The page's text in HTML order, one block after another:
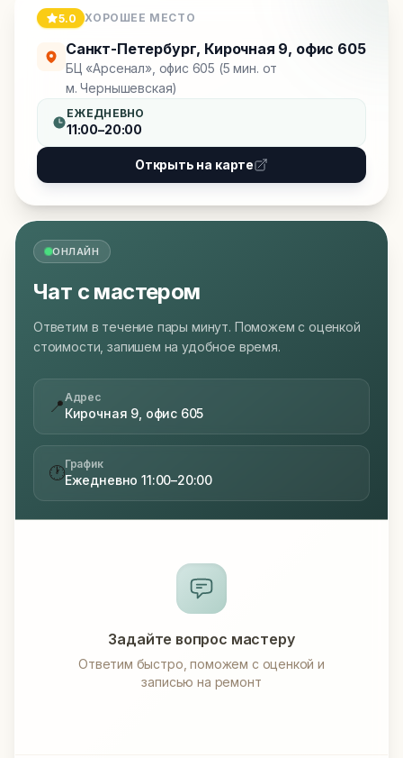
5.0 ХОРОШЕЕ МЕСТО
Санкт-Петербург, Кирочная 9, офис 605
БЦ «Арсенал», офис 605 (5 мин. от
м. Чернышевская)
ЕЖЕДНЕВНО
11:00–20:00
Открыть на карте
ОНЛАЙН
Чат с мастером
Ответим в течение пары минут. Поможем с оценкой
стоимости, запишем на удобное время.
📍Адрес
Кирочная 9, офис 605
🕐График
Ежедневно 11:00–20:00
Задайте вопрос мастеру
Ответим быстро, поможем с оценкой и
записью на ремонт